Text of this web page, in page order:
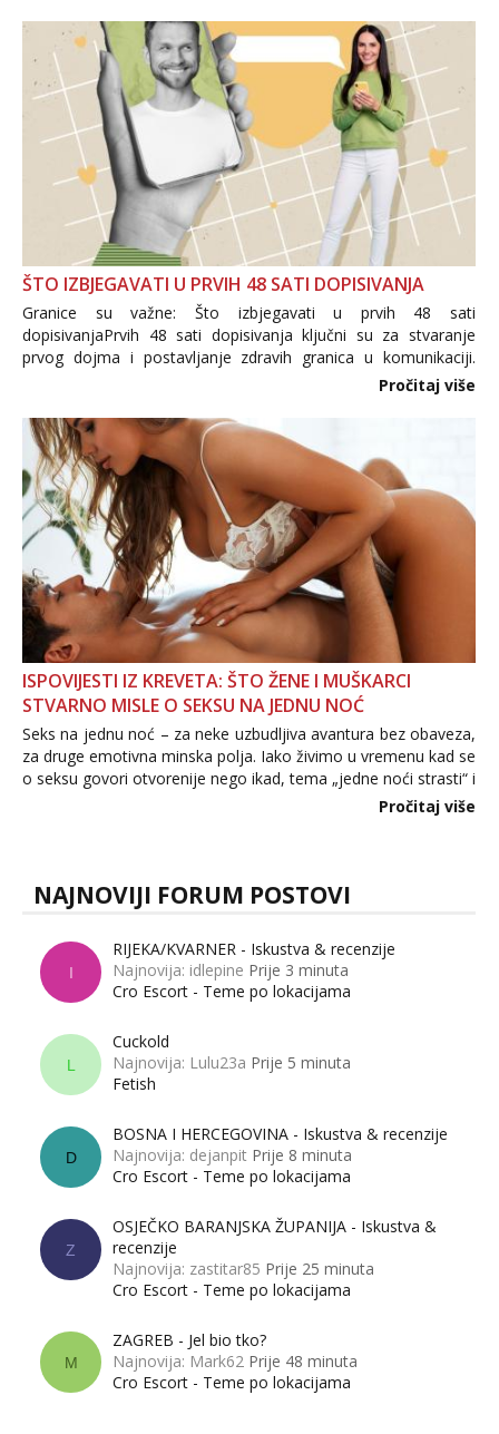
ŠTO IZBJEGAVATI U PRVIH 48 SATI DOPISIVANJA
Granice su važne: Što izbjegavati u prvih 48 sati
dopisivanjaPrvih 48 sati dopisivanja ključni su za stvaranje
prvog dojma i postavljanje zdravih granica u komunikaciji.
Važno je izbjeći prebrzo otkrivanje osobnih ili intimnih
informacija, jer nepoznata osoba još nije zaslužila to
povjerenje. Takođe...
Pročitaj više
ISPOVIJESTI IZ KREVETA: ŠTO ŽENE I MUŠKARCI
STVARNO MISLE O SEKSU NA JEDNU NOĆ
Seks na jednu noć – za neke uzbudljiva avantura bez obaveza,
za druge emotivna minska polja. Iako živimo u vremenu kad se
o seksu govori otvorenije nego ikad, tema „jedne noći strasti“ i
dalje izaziva burne rasprave. Što zapravo misle žene, a što
Pročitaj više
NAJNOVIJI FORUM POSTOVI
I
RIJEKA/KVARNER - Iskustva & recenzije
Najnovija: idlepine Prije 3 minuta
Cro Escort - Teme po lokacijama
L
Cuckold
Najnovija: Lulu23a Prije 5 minuta
Fetish
D
BOSNA I HERCEGOVINA - Iskustva & recenzije
Najnovija: dejanpit Prije 8 minuta
Cro Escort - Teme po lokacijama
Z
OSJEČKO BARANJSKA ŽUPANIJA - Iskustva &
recenzije
Najnovija: zastitar85 Prije 25 minuta
Cro Escort - Teme po lokacijama
M
ZAGREB - Jel bio tko?
Najnovija: Mark62 Prije 48 minuta
Cro Escort - Teme po lokacijama